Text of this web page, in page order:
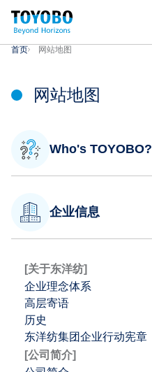
首页 网站地图
网站地图
Who's TOYOBO?
企业信息
[关于东洋纺]
企业理念体系
高层寄语
历史
东洋纺集团企业行动宪章
[公司简介]